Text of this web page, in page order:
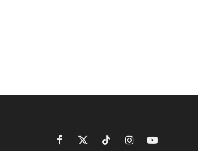
Facebook
X
TikTokInstagramYouTube